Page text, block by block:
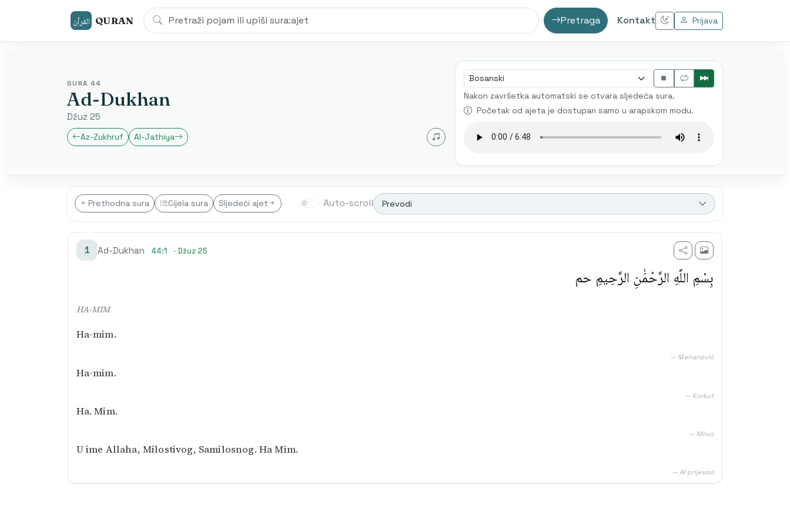
القرآن QURAN Pretraga Kontakt Prijava
SURA 44
Ad-Dukhan
Džuz 25
Az-Zukhruf
Al-Jathiya
Jezik audia
Nakon završetka automatski se otvara sljedeća sura.
Početak od ajeta je dostupan samo u arapskom modu.
Prethodna sura Cijela sura Sljedeći ajet Auto-scroll Prevodi
1 Ad-Dukhan 44:1 · Džuz 25
بِسْمِ اللَّهِ الرَّحْمَٰنِ الرَّحِيمِ حم
HA-MIM
Ha-mim.
— Mehanović
Ha-mim.
— Korkut
Ha. Mim.
— Mlivo
U ime Allaha, Milostivog, Samilosnog. Ha Mim.
— AI prijevod